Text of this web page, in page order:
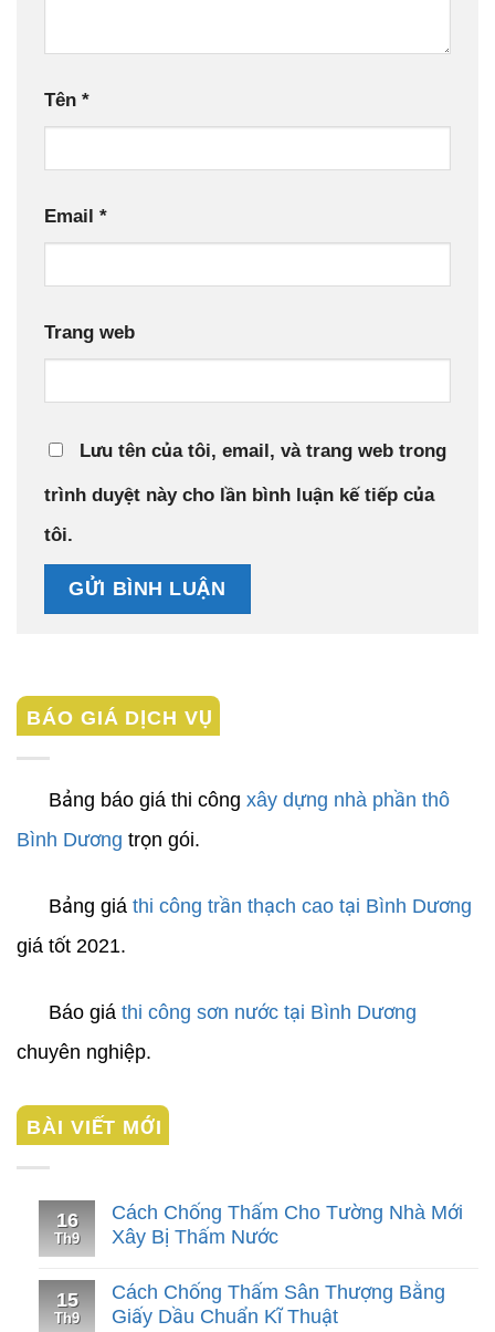
Tên *
Email *
Trang web
Lưu tên của tôi, email, và trang web trong
trình duyệt này cho lần bình luận kế tiếp của
tôi.
BÁO GIÁ DỊCH VỤ
Bảng báo giá thi công xây dựng nhà phần thô
Bình Dương trọn gói.
Bảng giá thi công trần thạch cao tại Bình Dương
giá tốt 2021.
Báo giá thi công sơn nước tại Bình Dương
chuyên nghiệp.
BÀI VIẾT MỚI
16
Th9
Cách Chống Thấm Cho Tường Nhà Mới
Xây Bị Thấm Nước
15
Th9
Cách Chống Thấm Sân Thượng Bằng
Giấy Dầu Chuẩn Kĩ Thuật